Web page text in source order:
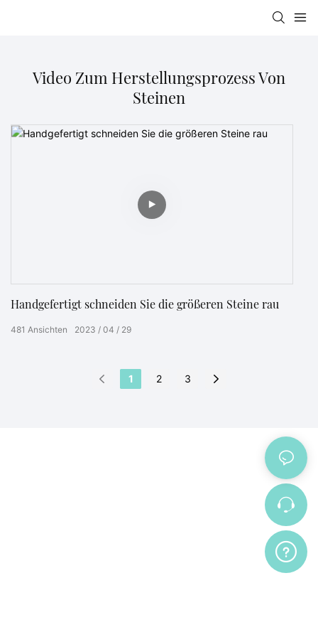
Video Zum Herstellungsprozess Von
Steinen
Handgefertigt schneiden Sie die größeren Steine ​​rau
2023 04 29
481 Ansichten
1 2 3